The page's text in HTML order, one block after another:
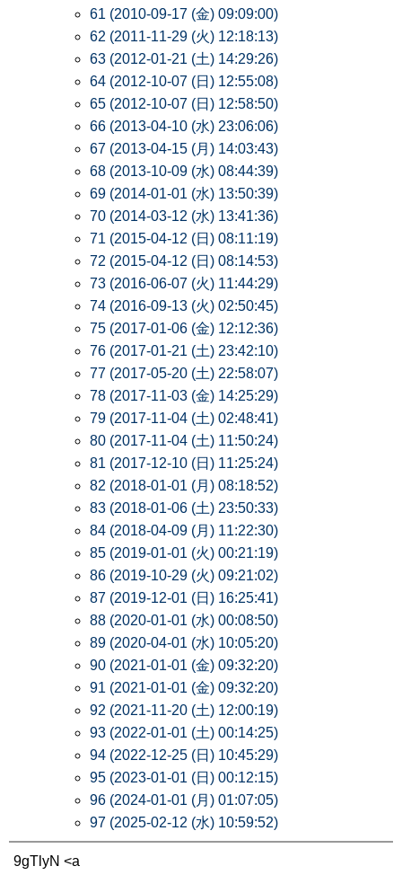
61 (2010-09-17 (金) 09:09:00)
62 (2011-11-29 (火) 12:18:13)
63 (2012-01-21 (土) 14:29:26)
64 (2012-10-07 (日) 12:55:08)
65 (2012-10-07 (日) 12:58:50)
66 (2013-04-10 (水) 23:06:06)
67 (2013-04-15 (月) 14:03:43)
68 (2013-10-09 (水) 08:44:39)
69 (2014-01-01 (水) 13:50:39)
70 (2014-03-12 (水) 13:41:36)
71 (2015-04-12 (日) 08:11:19)
72 (2015-04-12 (日) 08:14:53)
73 (2016-06-07 (火) 11:44:29)
74 (2016-09-13 (火) 02:50:45)
75 (2017-01-06 (金) 12:12:36)
76 (2017-01-21 (土) 23:42:10)
77 (2017-05-20 (土) 22:58:07)
78 (2017-11-03 (金) 14:25:29)
79 (2017-11-04 (土) 02:48:41)
80 (2017-11-04 (土) 11:50:24)
81 (2017-12-10 (日) 11:25:24)
82 (2018-01-01 (月) 08:18:52)
83 (2018-01-06 (土) 23:50:33)
84 (2018-04-09 (月) 11:22:30)
85 (2019-01-01 (火) 00:21:19)
86 (2019-10-29 (火) 09:21:02)
87 (2019-12-01 (日) 16:25:41)
88 (2020-01-01 (水) 00:08:50)
89 (2020-04-01 (水) 10:05:20)
90 (2021-01-01 (金) 09:32:20)
91 (2021-01-01 (金) 09:32:20)
92 (2021-11-20 (土) 12:00:19)
93 (2022-01-01 (土) 00:14:25)
94 (2022-12-25 (日) 10:45:29)
95 (2023-01-01 (日) 00:12:15)
96 (2024-01-01 (月) 01:07:05)
97 (2025-02-12 (水) 10:59:52)
9gTlyN <a